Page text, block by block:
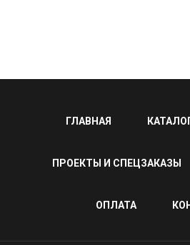
ГЛАВНАЯ
ПРОЕКТЫ И СПЕЦЗАКАЗЫ
ОПЛАТА